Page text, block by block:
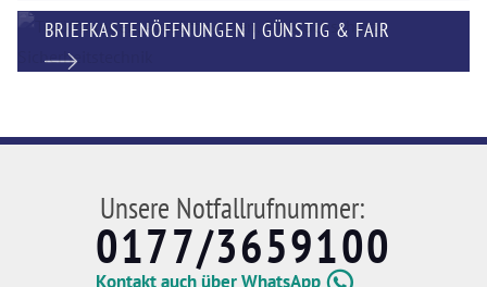
BRIEFKASTENÖFFNUNGEN | GÜNSTIG & FAIR
Unsere Notfallrufnummer:
0177/3659100
Kontakt auch über WhatsApp